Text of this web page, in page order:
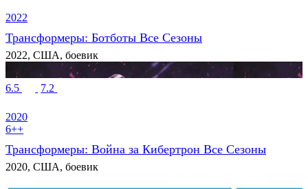
2022
Трансформеры: Ботботы Все Сезоны
2022, США, боевик
6.5 7.2
2020
6++
Трансформеры: Война за Кибертрон Все Сезоны
2020, США, боевик